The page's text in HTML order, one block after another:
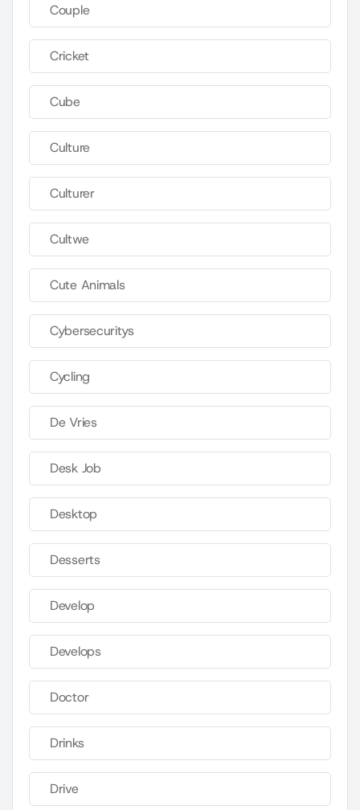
Couple
Cricket
Cube
Culture
Culturer
Cultwe
Cute Animals
Cybersecuritys
Cycling
De Vries
Desk Job
Desktop
Desserts
Develop
Develops
Doctor
Drinks
Drive